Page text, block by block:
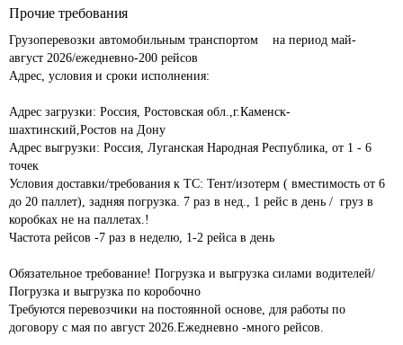
Прочие требования
Грузоперевозки автомобильным транспортом    на период май-
август 2026/ежедневно-200 рейсов
Адрес, условия и сроки исполнения:
Адрес загрузки: Россия, Ростовская обл.,г.Каменск-
шахтинский,Ростов на Дону
Адрес выгрузки: Россия, Луганская Народная Республика, от 1 - 6
точек
Условия доставки/требования к ТС: Тент/изотерм ( вместимость от 6
до 20 паллет), задняя погрузка. 7 раз в нед., 1 рейс в день /  груз в
коробках не на паллетах.!
Частота рейсов -7 раз в неделю, 1-2 рейса в день
Обязательное требование! Погрузка и выгрузка силами водителей/
Погрузка и выгрузка по коробочно
Требуются перевозчики на постоянной основе, для работы по
договору с мая по август 2026.Ежедневно -много рейсов.